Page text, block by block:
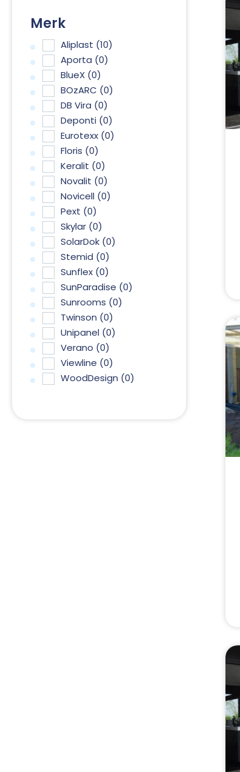
Merk
Aliplast (10)
Aporta (0)
BlueX (0)
BOzARC (0)
DB Vira (0)
Deponti (0)
Eurotexx (0)
Floris (0)
Keralit (0)
Novalit (0)
Novicell (0)
Pext (0)
Skylar (0)
SolarDok (0)
Stemid (0)
Sunflex (0)
SunParadise (0)
Sunrooms (0)
Twinson (0)
Unipanel (0)
Verano (0)
Viewline (0)
WoodDesign (0)